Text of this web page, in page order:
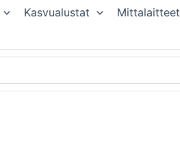
Kasvualustat Mittalaitteet